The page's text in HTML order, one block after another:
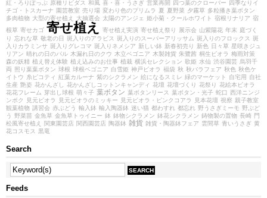
紅・ろりぽっぷ 原種リビダス 和風 喜・喜・うさぎ 営業再開 四つ葉のクローバー 四季なりイ
チゴ・トスカーナ
園芸教室 売り場 変わり色のプリムラ 夏 夏野菜 夕霧草 多粒播き葉ボタン
多肉植物 大型の寄せ植え 大抽選会 太陽のアンジェ 姫小菊・クールホワイト 宿根リナリア 宿
根草 寄せカゴ 寄せ植え 寄せ植え実演 寄せ植え祭り 展示会 山紫陽花 年末 庭づく
り 忘れな草 敬老の日 斑入りのアラビス 斑入りのスーパーアリッサム 斑入りのフロックス 斑
入りカラミンサ 斑入りグレコマ 斑入りネメシア 新しい鉢 新春初売り 新色 日々草 星咲きジュ
リアン 晴れの日のパル 木漏れ日のクウ 木立ベゴニア 木製雑貨 朱鷺茜 桐生ビオラ 梅雨対策
森の妖精 植え替え体験 植え込みのお仕事 植栽 横浜セレクション 歌姫 水仙 渋谷園芸 烏羽千
両 照り葉葉ボタン 球根 球根ベゴニア 白雪姫 神戸ビオラ 福袋 秋 秋バラフェア 秋色 秋色ケ
イトウ 糸ピコティ 紅葉カルーナ 紫のシクラメン 絵になるスミレ 緑のマーケット 自宅用
自社
生産 艶姿 花かんざし 花かんざしコットンキャンディ 花壇 花壇づくり 花祭り 花絵本ビオラ
花花フレーム 芽出し球根 萌々子 葉ボタン 葉ボタンリース 葉ボタン・光子 蛇口 西洋ニンジ
ンボク
見元ビオラ 見元ビオラのミッキー 見元ビオラ・ピンクコアラ 見本花壇 視察 親子教室
観葉植物 講習会 赤ぶどう 輸入鉢 輸入陶器鉢 迷い猫 都わすれ 都忘れ 野うさぎミーモ 野ぶど
う
野菜苗 金魚草 金魚草トゥイニー 鉢 鉢物シクラメン 鉢花シクラメン 鋳物製の置物 長崎
門
松風寄せ植え
関東園芸店 関西園芸店 陶器鉢 雑貨 雑貨・陶器鉢フェア 雲間草 青いうさぎ 黄
花コスモス 黒竜
Search
Feeds